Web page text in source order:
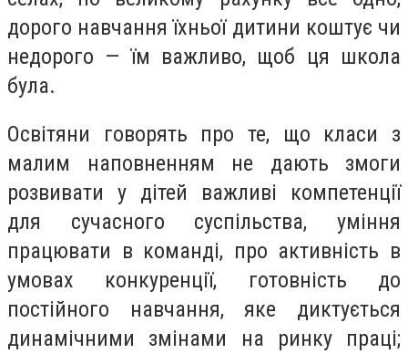
дорого навчання їхньої дитини коштує чи
недорого — їм важливо, щоб ця школа
була.
Освітяни говорять про те, що класи з
малим наповненням не дають змоги
розвивати у дітей важливі компетенції
для сучасного суспільства, уміння
працювати в команді, про активність в
умовах конкуренції, готовність до
постійного навчання, яке диктується
динамічними змінами на ринку праці;